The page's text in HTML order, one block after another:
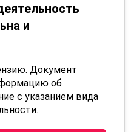
и
Документ
об
с указанием вида